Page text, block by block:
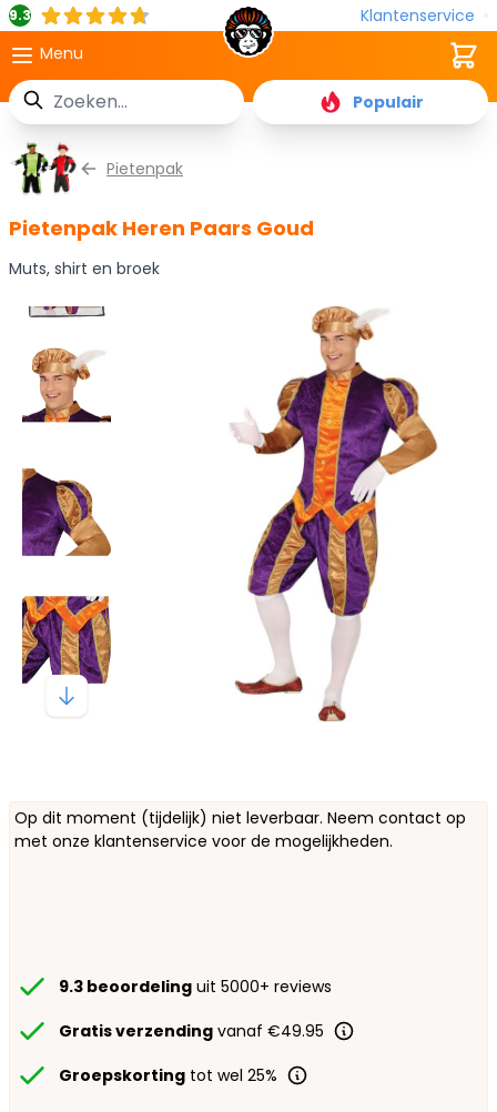
9.3
Klantenservice
Menu
Zoek
Populair
Cart
Pietenpak
Pietenpak Heren Paars Goud
Muts, shirt en broek
Op dit moment (tijdelijk) niet leverbaar. Neem contact op
met onze klantenservice voor de mogelijkheden.
9.3 beoordeling uit 5000+ reviews
Gratis verzending vanaf €49.95
Groepskorting tot wel 25%